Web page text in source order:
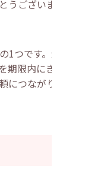
ございます」
つです。余裕
限内にきちん
つながりま